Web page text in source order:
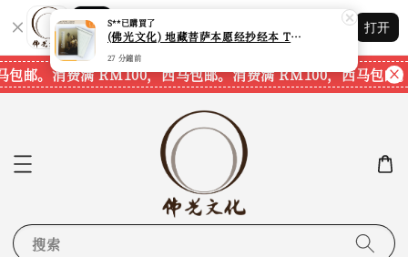
Shopping: 追踪您的订单
您信赖的商店
打开
邮。 消费满 RM100，西马包邮。消费满 RM100，西马包邮。
搜索
S**已購買了
(佛光文化) 地藏菩萨本愿经抄经本 The Original Vows of Ksitigarbha Bodhisattva Sutra Calligraphy Book 现货速发
27 分鐘前